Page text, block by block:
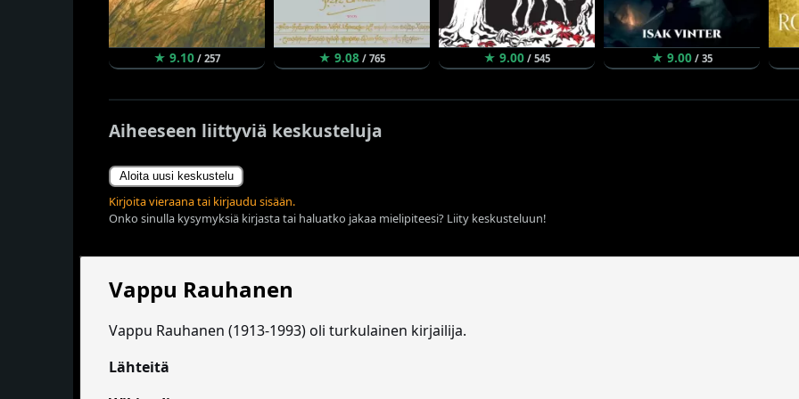
★ 9.10 / 257 ★ 9.08 / 765 ★ 9.00 / 545 ★ 9.00 / 35
Aiheeseen liittyviä keskusteluja
Aloita uusi keskustelu
Kirjoita vieraana tai kirjaudu sisään.
Onko sinulla kysymyksiä kirjasta tai haluatko jakaa mielipiteesi? Liity keskusteluun!
Vappu Rauhanen
Vappu Rauhanen (1913-1993) oli turkulainen kirjailija.
Lähteitä